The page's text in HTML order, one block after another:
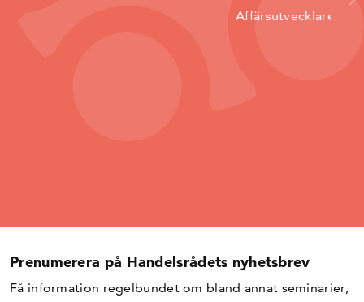
Affärsutvecklare
Prenumerera på Handelsrådets nyhetsbrev
Få information regelbundet om bland annat seminarier,